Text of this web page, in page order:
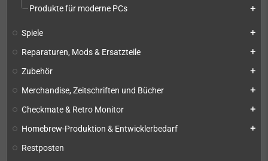
Produkte für moderne PCs add
Spiele add
Reparaturen, Mods & Ersatzteile add
Zubehör add
Merchandise, Zeitschriften und Bücher add
Checkmate & Retro Monitor add
Homebrew-Produktion & Entwicklerbedarf add
Restposten